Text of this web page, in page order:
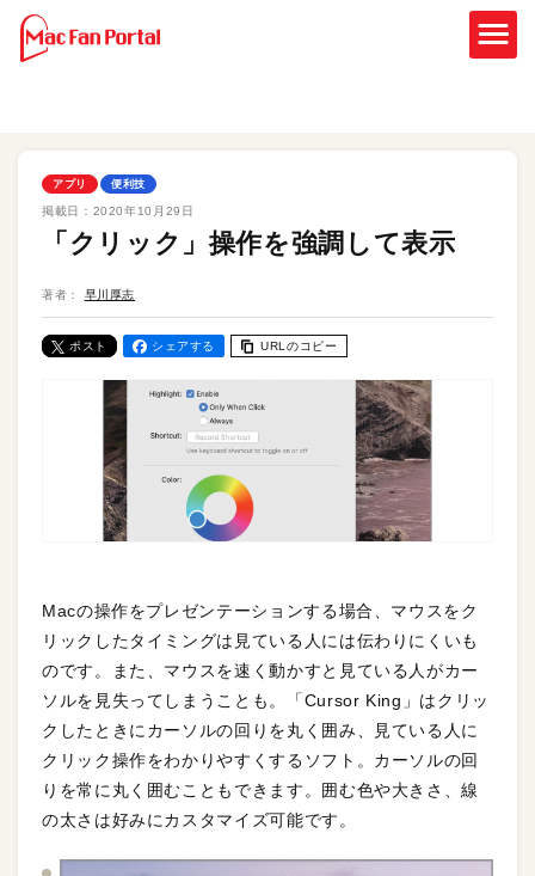
アプリ 便利技
掲載日： 2020年10月29日
「クリック」操作を強調して表示
著者： 早川厚志
ポスト シェアする URLのコピー
Macの操作をプレゼンテーションする場合、マウスをク
リックしたタイミングは見ている人には伝わりにくいも
のです。また、マウスを速く動かすと見ている人がカー
ソルを見失ってしまうことも。「Cursor King」はクリッ
クしたときにカーソルの回りを丸く囲み、見ている人に
クリック操作をわかりやすくするソフト。カーソルの回
りを常に丸く囲むこともできます。囲む色や大きさ、線
の太さは好みにカスタマイズ可能です。